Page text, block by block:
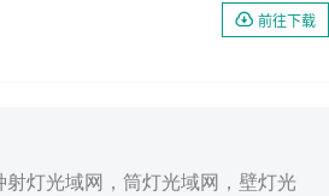
前往下载
灯光域网，筒灯光域网，壁灯光